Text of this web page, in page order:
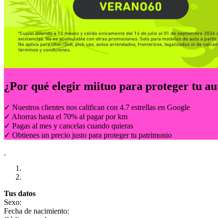
¿Por qué elegir miituo para proteger tu
✓ Nuestros clientes nos califican con 4.7 estrellas en Google
✓ Ahorras hasta el 70% al pagar por km
✓ Pagas al mes y cancelas cuando quieras
✓ Obtienes un precio justo para proteger tu patrimonio
Tus datos
Sexo:
Fecha de nacimiento: